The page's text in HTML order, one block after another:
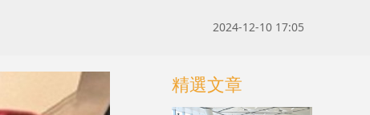
2024-12-10 17:05
精選文章